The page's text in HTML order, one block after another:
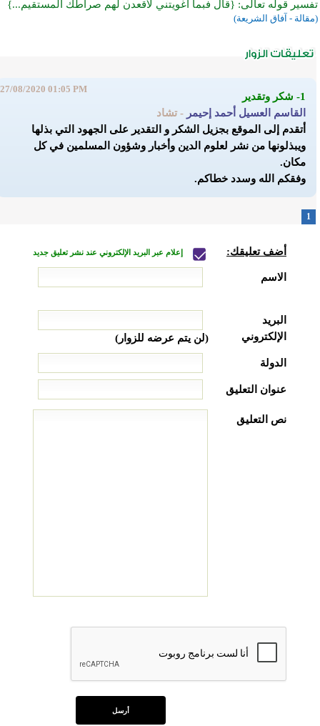
تفسير قوله تعالى: {قال فبما أغويتني لأقعدن لهم صراطك المستقيم...}
(مقالة - آفاق الشريعة)
1- شكر وتقدير
القاسم العسيل أحمد إحيمر - تشاد
27/08/2020 01:05 PM
أتقدم إلى الموقع بجزيل الشكر و التقدير على الجهود التي بذلها
ويبذلونها من نشر لعلوم الدين وأخبار وشؤون المسلمين في كل
مكان.
وفقكم الله وسدد خطاكم.
1
أضف تعليقك: إعلام عبر البريد الإلكتروني عند نشر تعليق جديد
الاسم
البريد
الإلكتروني
(لن يتم عرضه للزوار)
الدولة
عنوان التعليق
نص التعليق